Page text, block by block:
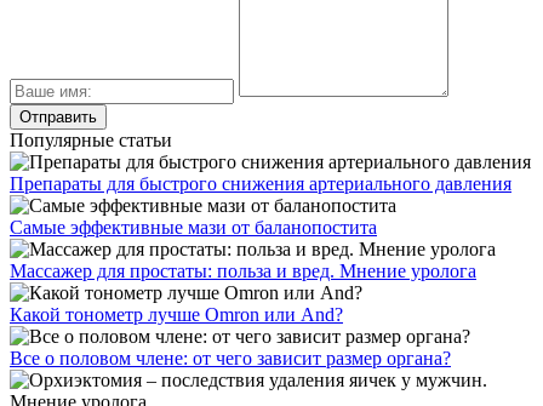
Популярные статьи
Препараты для быстрого снижения артериального давления
Самые эффективные мази от баланопостита
Массажер для простаты: польза и вред. Мнение уролога
Какой тонометр лучше Omron или And?
Все о половом члене: от чего зависит размер органа?